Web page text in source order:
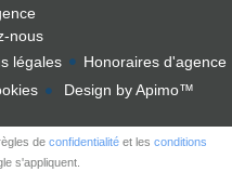
nous
légales
Honoraires d'agence
Design byApimo™
de confidentialitéet les conditions
s'appliquent.